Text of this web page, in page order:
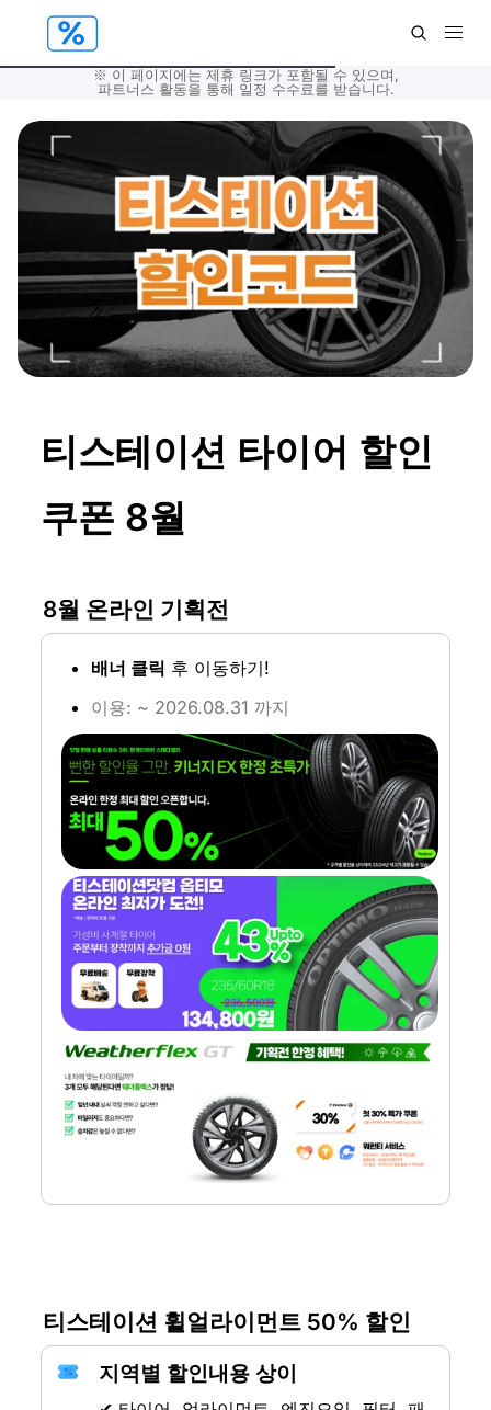
※ 이 페이지에는 제휴 링크가 포함될 수 있으며,
파트너스 활동을 통해 일정 수수료를 받습니다.
티스테이션 타이어 할인
쿠폰 8월
8월 온라인 기획전
배너 클릭 후 이동하기!
이용: ~ 2026.08.31 까지
티스테이션 휠얼라이먼트 50% 할인
지역별 할인내용 상이